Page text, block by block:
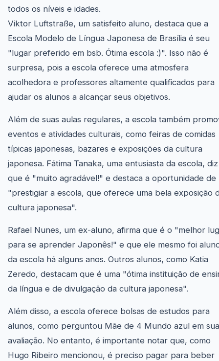
todos os níveis e idades.
Viktor Luftstraße, um satisfeito aluno, destaca que a
Escola Modelo de Língua Japonesa de Brasília é seu
"lugar preferido em bsb. Ótima escola :)". Isso não é
surpresa, pois a escola oferece uma atmosfera
acolhedora e professores altamente qualificados para
ajudar os alunos a alcançar seus objetivos.
Além de suas aulas regulares, a escola também
eventos e atividades culturais, como feiras de comidas
típicas japonesas, bazares e exposições da cultura
japonesa. Fátima Tanaka, uma entusiasta da escola, diz
que é "muito agradável!" e destaca a oportunidade de
"prestigiar a escola, que oferece uma bela exposição
cultura japonesa".
Rafael Nunes, um ex-aluno, afirma que é o "melhor
para se aprender Japonês!" e que ele mesmo foi
da escola há alguns anos. Outros alunos, como Katia
Zeredo, destacam que é uma "ótima instituição de
da língua e de divulgação da cultura japonesa".
Além disso, a escola oferece bolsas de estudos para
alunos, como perguntou Mãe de 4 Mundo azul em sua
avaliação. No entanto, é importante notar que, como
Hugo Ribeiro mencionou, é preciso pagar para beber